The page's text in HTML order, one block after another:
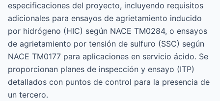
especificaciones del proyecto, incluyendo requisitos
adicionales para ensayos de agrietamiento inducido
por hidrógeno (HIC) según NACE TM0284, o ensayos
de agrietamiento por tensión de sulfuro (SSC) según
NACE TM0177 para aplicaciones en servicio ácido. Se
proporcionan planes de inspección y ensayo (ITP)
detallados con puntos de control para la presencia de
un tercero.